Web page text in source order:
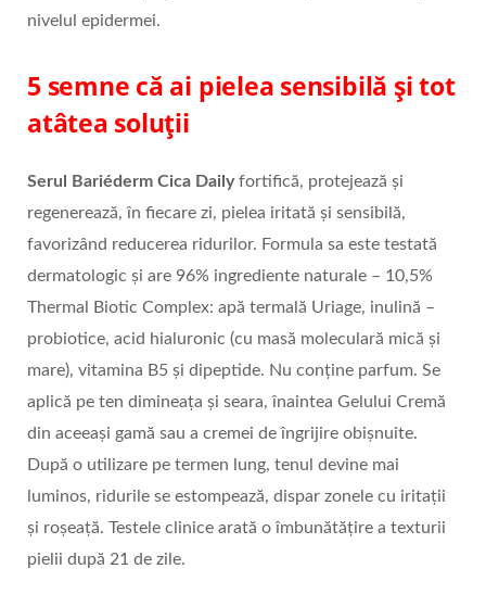
nivelul epidermei.
5 semne că ai pielea sensibilă și tot
atâtea soluții
Serul Bariéderm Cica Dailyfortifică, protejează și
regenerează, în fiecare zi, pielea iritată și sensibilă,
favorizând reducerea ridurilor. Formula sa este testată
dermatologic și are 96% ingrediente naturale – 10,5%
Thermal Biotic Complex: apă termală Uriage, inulină –
probiotice, acid hialuronic (cu masă moleculară mică și
mare), vitamina B5 și dipeptide. Nu conține parfum. Se
aplică pe ten dimineața și seara, înaintea Gelului Cremă
din aceeași gamă sau a cremei de îngrijire obișnuite.
După o utilizare pe termen lung, tenul devine mai
luminos, ridurile se estompează, dispar zonele cu iritații
și roșeață. Testele clinice arată o îmbunătățire a texturii
pielii după 21 de zile.